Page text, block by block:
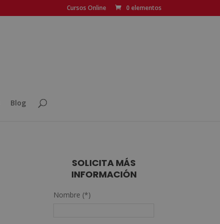
Cursos Online 0 elementos
Blog
SOLICITA MÁS
INFORMACIÓN
Nombre (*)